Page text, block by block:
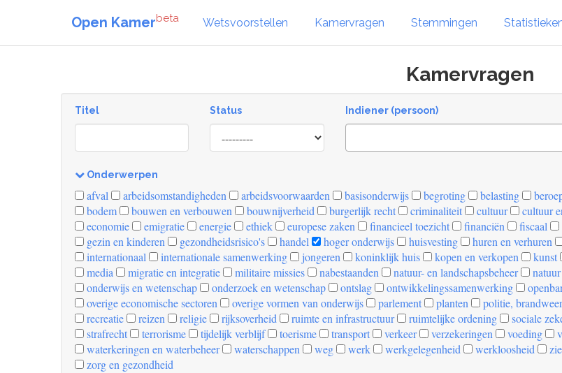
Open Kamerbeta Wetsvoorstellen Kamervragen Stemmingen
Kamervragen
Titel Status
[invalid
name]
Indiener (persoon)
Onderwerpen
[invalid
name]
afval arbeidsomstandigheden arbeidsvoorwaarden basisonderwijs begroting belasting
bodem
bouwen en verbouwen bouwnijverheid burgerlijk recht criminaliteit cultuur cultuur
economie
emigratie energie ethiek europese zaken financieel toezicht financiën fiscaal
gezin en kinderen
gezondheidsrisico's handel hoger onderwijs huisvesting huren en verhuren
internationaal
internationale samenwerking jongeren koninklijk huis kopen en verkopen kunst
media
migratie en integratie militaire missies nabestaanden natuur- en landschapsbeheer
onderwijs en wetenschap
onderzoek en wetenschap ontslag ontwikkelingssamenwerking
overige economische sectoren
overige vormen van onderwijs parlement planten politie,
recreatie
reizen religie rijksoverheid ruimte en infrastructuur ruimtelijke ordening sociale
strafrecht
terrorisme tijdelijk verblijf toerisme transport verkeer verzekeringen voeding
waterkeringen en waterbeheer
waterschappen weg werk werkgelegenheid werkloosheid
zorg en gezondheid